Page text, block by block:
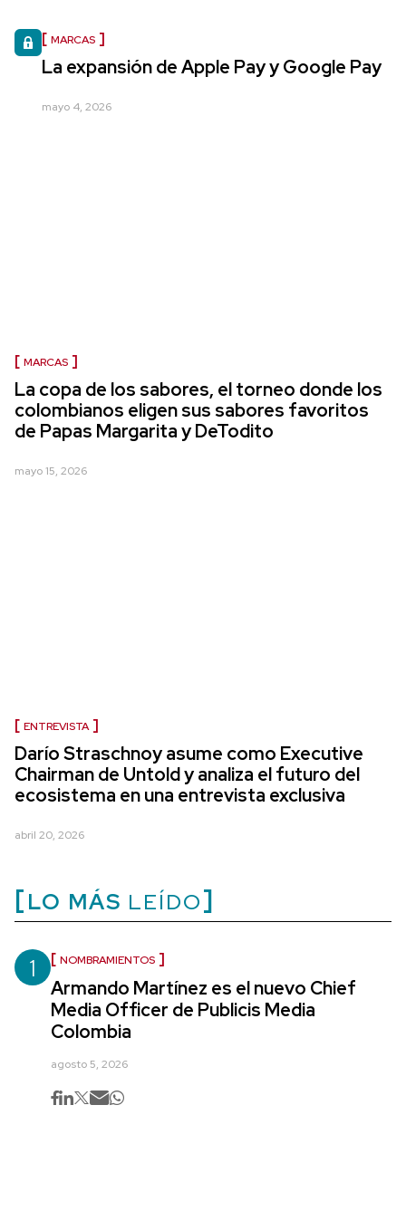
MARCAS
La expansión de Apple Pay y Google Pay
mayo 4, 2026
MARCAS
La copa de los sabores, el torneo donde los
colombianos eligen sus sabores favoritos
de Papas Margarita y DeTodito
mayo 15, 2026
ENTREVISTA
Darío Straschnoy asume como Executive
Chairman de Untold y analiza el futuro del
ecosistema en una entrevista exclusiva
abril 20, 2026
LO MÁS LEÍDO
1 NOMBRAMIENTOS
Armando Martínez es el nuevo Chief
Media Officer de Publicis Media
Colombia
agosto 5, 2026